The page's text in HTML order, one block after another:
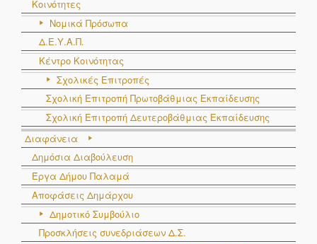
Κοινότητες
Νομικά Πρόσωπα
Δ.Ε.Υ.Α.Π.
Κέντρο Κοινότητας
Σχολικές Επιτροπές
Σχολική Επιτροπή Πρωτοβάθμιας Εκπαίδευσης
Σχολική Επιτροπή Δευτεροβάθμιας Εκπαίδευσης
Διαφάνεια
Δημόσια Διαβούλευση
Έργα Δήμου Παλαμά
Αποφάσεις Δημάρχου
Δημοτικό Συμβούλιο
Προσκλήσεις συνεδριάσεων Δ.Σ.